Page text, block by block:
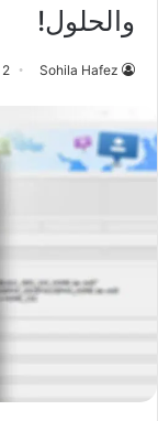
والحلول!
Sohila Hafez 2 نوفمبر 2023